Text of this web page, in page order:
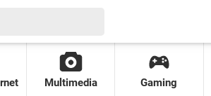
Multimedia Gaming